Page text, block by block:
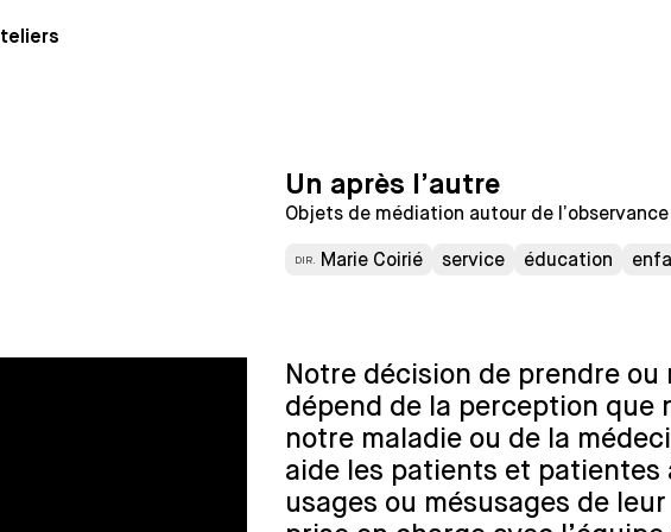
Un après l’autre
Objets de médiation autour de l’observance
DIR. Marie Coirié service éducation
Notre décision de prendre
dépend de la perception que
notre maladie ou de la
aide les patients et patientes
usages ou mésusages de